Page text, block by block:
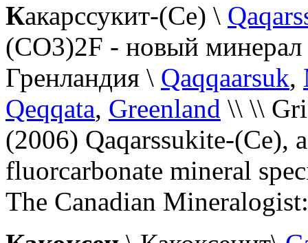
Какарссукит-(Ce) \
(CO3)2F - новый
Гренландия \ Qaqqaarsuk,
Qeqqata, Greenland \\ \\
(2006) Qaqarssukite-(Ce),
fluorcarbonate mineral
The Canadian